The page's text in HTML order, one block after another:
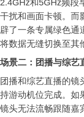
2.4GHz和5GHz频段
干扰和画面卡顿。而
辟了一条专属绿色通
将数据无缝切换至其
场景二：团播与综艺
团播和综艺直播的
持游动机位完成。
镜头无法流畅跟随嘉